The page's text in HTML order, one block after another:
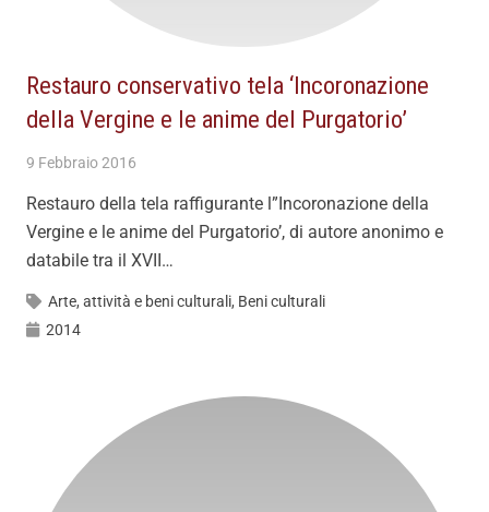
Restauro conservativo tela ‘Incoronazione
della Vergine e le anime del Purgatorio’
9 Febbraio 2016
Restauro della tela raffigurante l”Incoronazione della
Vergine e le anime del Purgatorio’, di autore anonimo e
databile tra il XVII…
Arte, attività e beni culturali, Beni culturali
2014